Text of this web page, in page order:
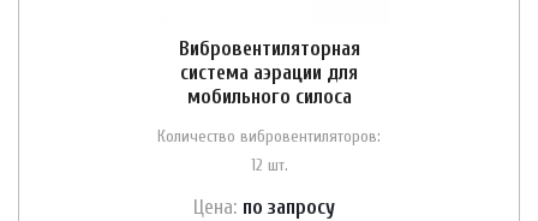
Вибровентиляторная
система аэрации для
мобильного силоса
Количество вибровентиляторов:
12 шт.
Цена: по запросу